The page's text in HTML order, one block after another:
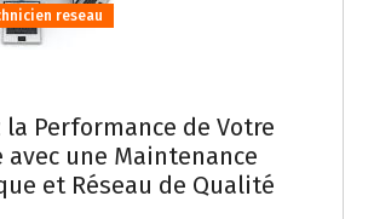
reseau
Performance de Votre
avec une Maintenance
et Réseau de Qualité